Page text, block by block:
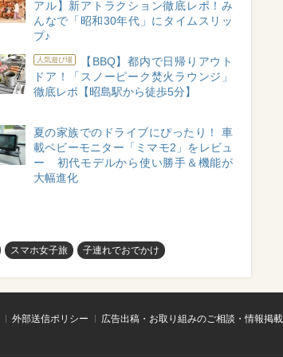
アル】新アトラクション徹底レポ！み
んなで「昭和30年代」にタイムスリッ
プ♪
人気遊び場
【BBQ】都内で日帰りアウト
ドア！「スノーピーク焚火ラウンジ」
徹底レポ【昭島駅から徒歩5分】
夏の家族でのドライブにぴったり！ 車
載ベビーモニター「ミマモ2」をレビュ
ー 初代モデルから使い勝手＆機能が
大幅進化
スマホ女子旅 子連れでおでかけ
外部送信ポリシー
広告出稿・お取り組みのご相談・情報掲